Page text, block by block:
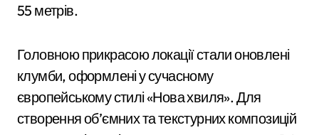
55 метрів.
Головною прикрасою локації стали оновлені
клумби, оформлені у сучасному
європейському стилі «Нова хвиля». Для
створення об’ємних та текстурних композицій